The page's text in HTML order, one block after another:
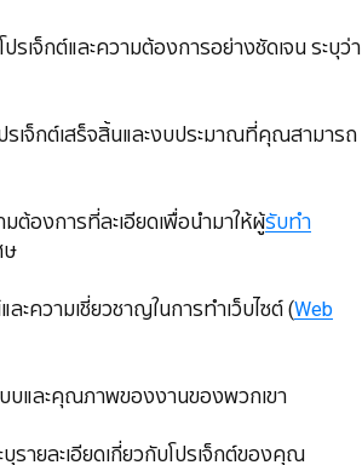
เจ็กต์และความต้องการอย่างชัดเจน ระบุว่า
รเจ็กต์เสร็จสิ้นและงบประมาณที่คุณสามารถ
ต้องการที่ละเอียดเพื่อนำมาให้ผู้รับทำ
ษ
ะความเชี่ยวชาญในการทำเว็บไซต์ (Web
บและคุณภาพของงานของพวกเขา
ายละเอียดเกี่ยวกับโปรเจ็กต์ของคุณ